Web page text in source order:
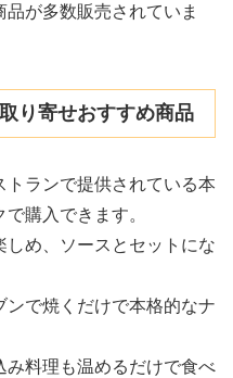
が多数販売されていま
り寄せおすすめ商品
ランで提供されている本
購入できます。
しめ、ソースとセットにな
ンで焼くだけで本格的なナ
み料理も温めるだけで食べ